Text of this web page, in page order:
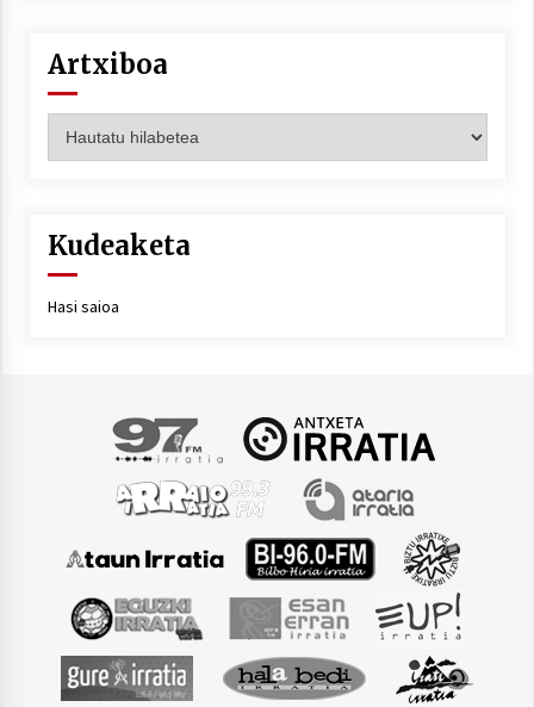
Artxiboa
Kudeaketa
Hasi saioa